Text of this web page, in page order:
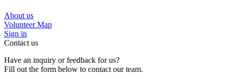
About us
Volunteer Map
Sign in
Contact us
Have an inquiry or feedback for us?
Fill out the form below to contact our team.